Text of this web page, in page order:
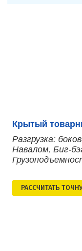
Крытый
Разгрузка:
Навалом, Биг-
РАСCЧИТАТЬ